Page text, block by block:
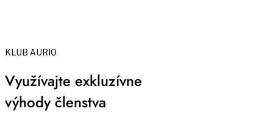
KLUB AURIO
Využívajte exkluzívne
výhody členstva